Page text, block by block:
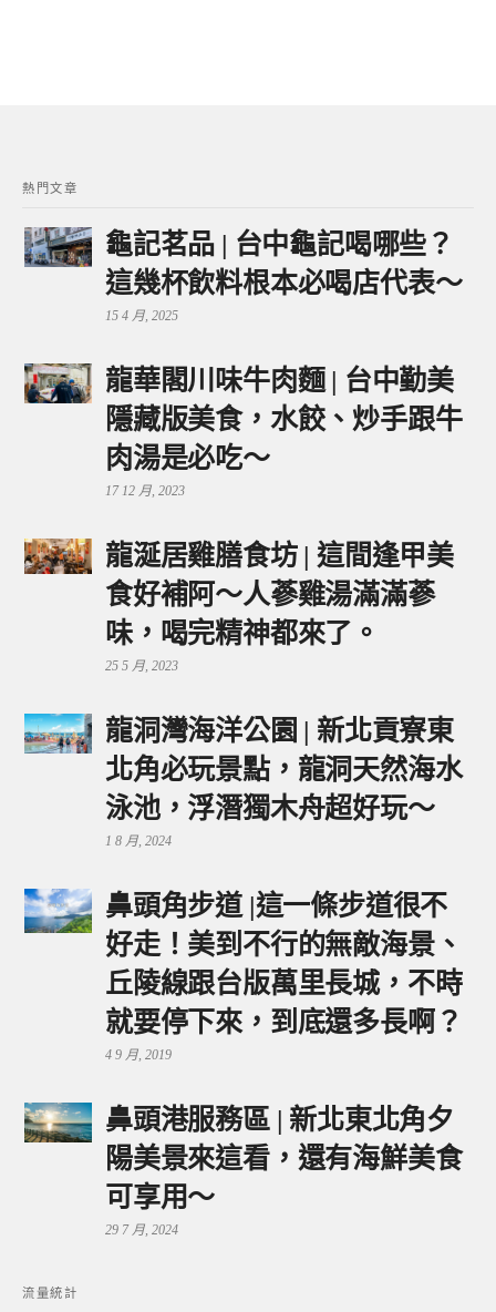
熱門文章
龜記茗品 | 台中龜記喝哪些？
這幾杯飲料根本必喝店代表～
15 4 月, 2025
龍華閣川味牛肉麵 | 台中勤美
隱藏版美食，水餃、炒手跟牛
肉湯是必吃～
17 12 月, 2023
龍涎居雞膳食坊 | 這間逢甲美
食好補阿～人蔘雞湯滿滿蔘
味，喝完精神都來了。
25 5 月, 2023
龍洞灣海洋公園 | 新北貢寮東
北角必玩景點，龍洞天然海水
泳池，浮潛獨木舟超好玩～
1 8 月, 2024
鼻頭角步道 |這一條步道很不
好走！美到不行的無敵海景、
丘陵線跟台版萬里長城，不時
就要停下來，到底還多長啊？
4 9 月, 2019
鼻頭港服務區 | 新北東北角夕
陽美景來這看，還有海鮮美食
可享用～
29 7 月, 2024
流量統計